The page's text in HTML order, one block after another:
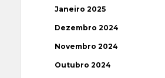
Janeiro 2025
Dezembro 2024
Novembro 2024
Outubro 2024